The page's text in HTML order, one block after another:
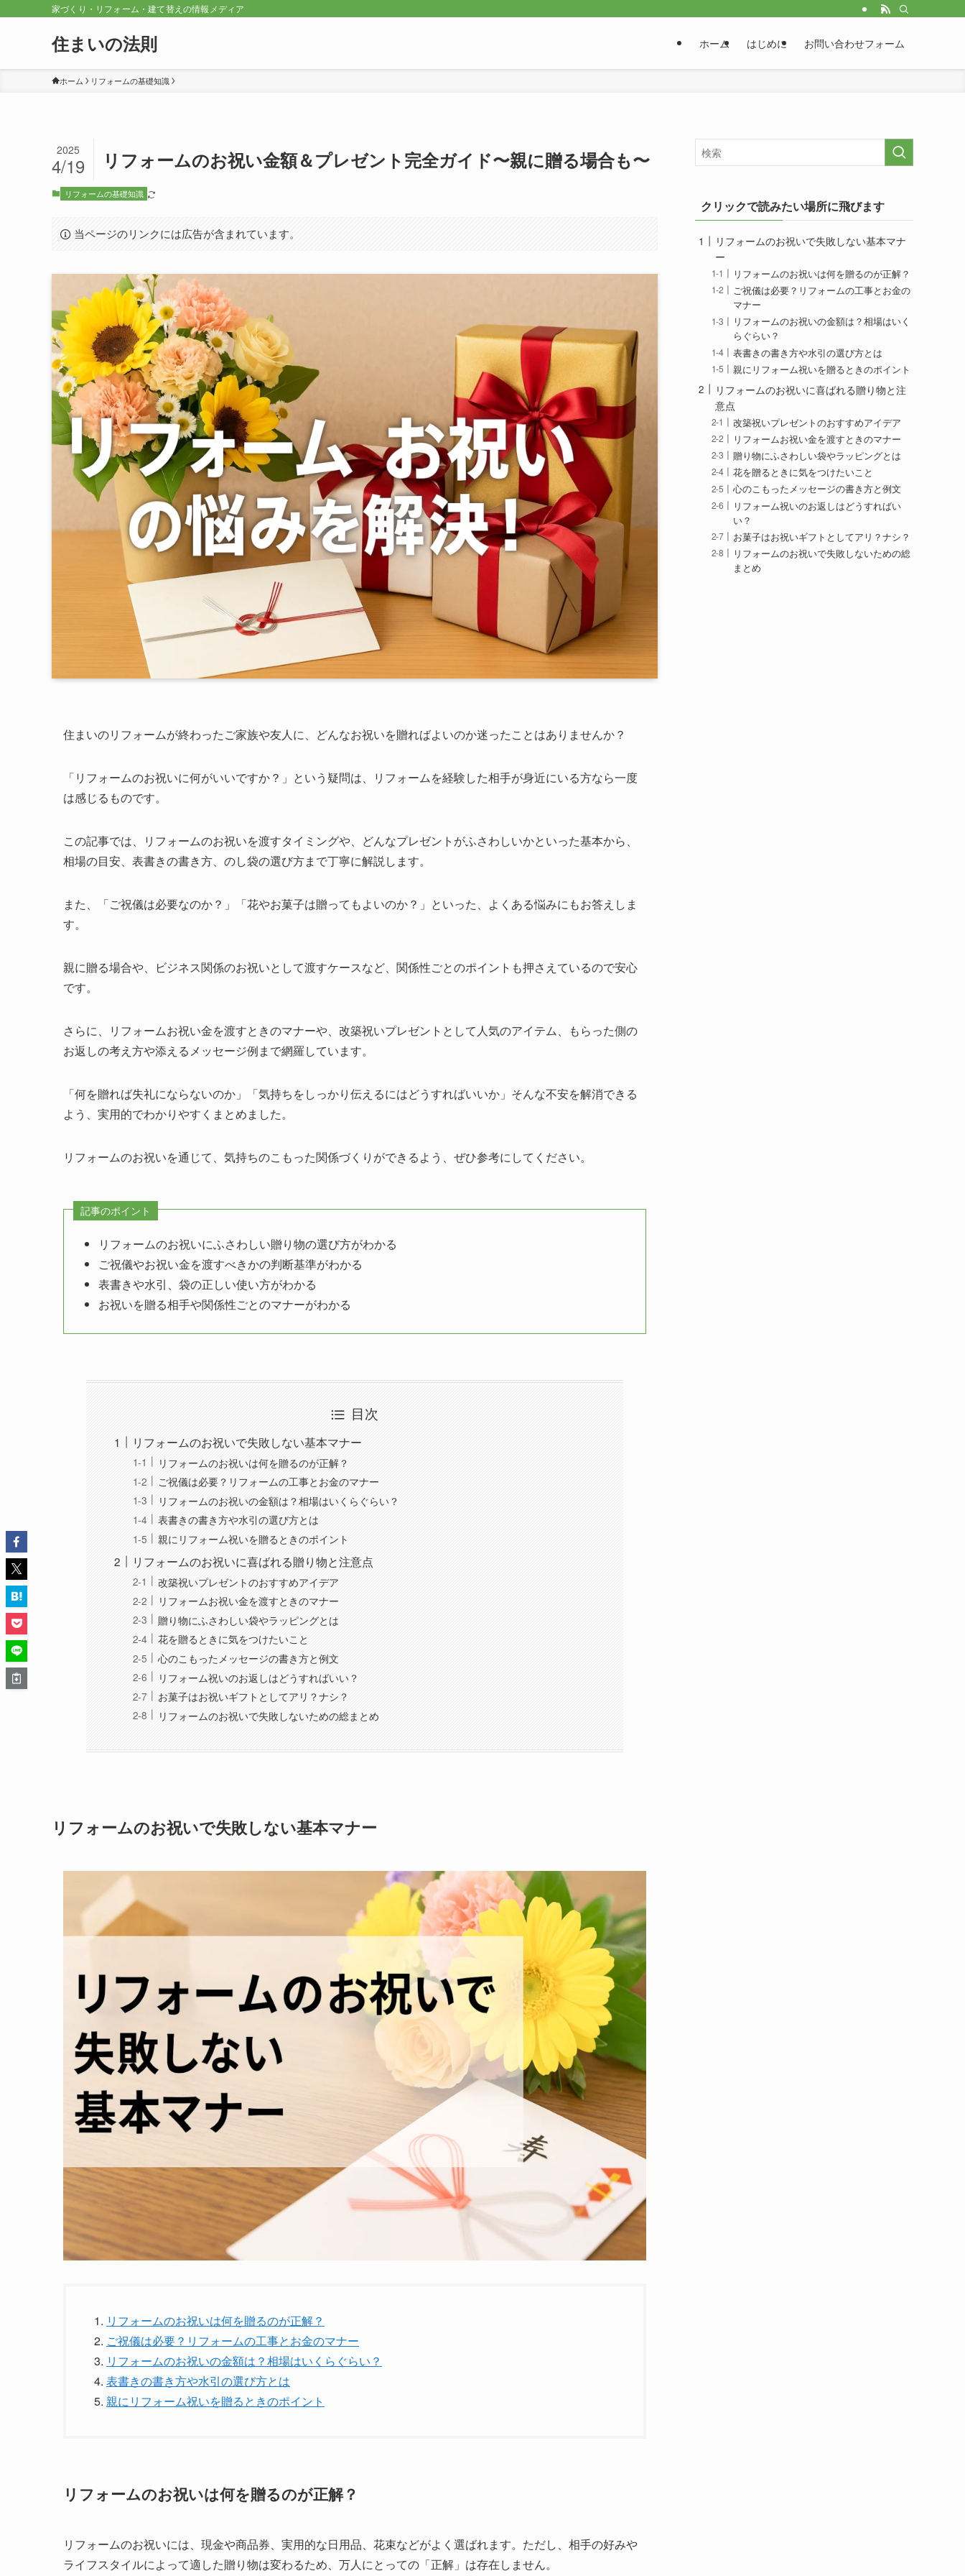
家づくり・リフォーム・建て替えの情報メディア
住まいの法則 ホーム はじめに お問い合わせフォーム
ホーム リフォームの基礎知識
リフォームのお祝い金額＆プレゼント完全ガイド〜親に贈る場合も〜
2025
4/19
リフォームの基礎知識
当ページのリンクには広告が含まれています。
住まいのリフォームが終わったご家族や友人に、どんなお祝いを贈ればよいのか迷ったことはありませんか？
「リフォームのお祝いに何がいいですか？」という疑問は、リフォームを経験した相手が身近にいる方なら一度
は感じるものです。
この記事では、リフォームのお祝いを渡すタイミングや、どんなプレゼントがふさわしいかといった基本から、
相場の目安、表書きの書き方、のし袋の選び方まで丁寧に解説します。
また、「ご祝儀は必要なのか？」「花やお菓子は贈ってもよいのか？」といった、よくある悩みにもお答えしま
す。
親に贈る場合や、ビジネス関係のお祝いとして渡すケースなど、関係性ごとのポイントも押さえているので安心
です。
さらに、リフォームお祝い金を渡すときのマナーや、改築祝いプレゼントとして人気のアイテム、もらった側の
お返しの考え方や添えるメッセージ例まで網羅しています。
「何を贈れば失礼にならないのか」「気持ちをしっかり伝えるにはどうすればいいか」そんな不安を解消できる
よう、実用的でわかりやすくまとめました。
リフォームのお祝いを通じて、気持ちのこもった関係づくりができるよう、ぜひ参考にしてください。
記事のポイント
リフォームのお祝いにふさわしい贈り物の選び方がわかる
ご祝儀やお祝い金を渡すべきかの判断基準がわかる
表書きや水引、袋の正しい使い方がわかる
お祝いを贈る相手や関係性ごとのマナーがわかる
目次
リフォームのお祝いで失敗しない基本マナー
リフォームのお祝いは何を贈るのが正解？
ご祝儀は必要？リフォームの工事とお金のマナー
リフォームのお祝いの金額は？相場はいくらぐらい？
表書きの書き方や水引の選び方とは
親にリフォーム祝いを贈るときのポイント
リフォームのお祝いに喜ばれる贈り物と注意点
改築祝いプレゼントのおすすめアイデア
リフォームお祝い金を渡すときのマナー
贈り物にふさわしい袋やラッピングとは
花を贈るときに気をつけたいこと
心のこもったメッセージの書き方と例文
リフォーム祝いのお返しはどうすればいい？
お菓子はお祝いギフトとしてアリ？ナシ？
リフォームのお祝いで失敗しないための総まとめ
リフォームのお祝いで失敗しない基本マナー
リフォームのお祝いは何を贈るのが正解？
ご祝儀は必要？リフォームの工事とお金のマナー
リフォームのお祝いの金額は？相場はいくらぐらい？
表書きの書き方や水引の選び方とは
親にリフォーム祝いを贈るときのポイント
リフォームのお祝いは何を贈るのが正解？
リフォームのお祝いには、現金や商品券、実用的な日用品、花束などがよく選ばれます。ただし、相手の好みや
ライフスタイルによって適した贈り物は変わるため、万人にとっての「正解」は存在しません。
クリックで読みたい場所に飛びます
リフォームのお祝いで失敗しない基本マナ
ー
リフォームのお祝いは何を贈るのが正解？
ご祝儀は必要？リフォームの工事とお金の
マナー
リフォームのお祝いの金額は？相場はいく
らぐらい？
表書きの書き方や水引の選び方とは
親にリフォーム祝いを贈るときのポイント
リフォームのお祝いに喜ばれる贈り物と注
意点
改築祝いプレゼントのおすすめアイデア
リフォームお祝い金を渡すときのマナー
贈り物にふさわしい袋やラッピングとは
花を贈るときに気をつけたいこと
心のこもったメッセージの書き方と例文
リフォーム祝いのお返しはどうすればい
い？
お菓子はお祝いギフトとしてアリ？ナシ？
リフォームのお祝いで失敗しないための総
まとめ